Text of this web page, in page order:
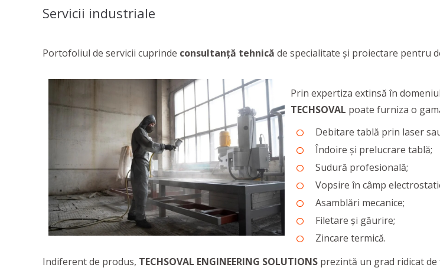
Servicii industriale
Portofoliul de servicii cuprinde consultanță tehnică de specialitate și proiectare pentru
Prin expertiza extinsă în
TECHSOVAL poate furniza o
Debitare tablă prin laser
Îndoire și prelucrare tablă;
Sudură profesională;
Vopsire în câmp
Asamblări mecanice;
Filetare și găurire;
Zincare termică.
Indiferent de produs, TECHSOVAL ENGINEERING SOLUTIONS prezintă un grad ridicat